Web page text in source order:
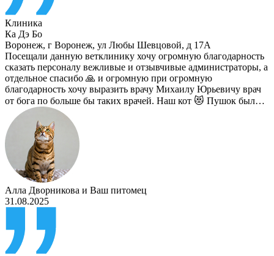
Клиника
Ка Дэ Бо
Воронеж, г Воронеж, ул Любы Шевцовой, д 17А
Посещали данную ветклинику хочу огромную благодарность
сказать персоналу вежливые и отзывчивые администраторы, а
отдельное спасибо 🙏 и огромную при огромную
благодарность хочу выразить врачу Михаилу Юрьевичу врач
от бога по больше бы таких врачей. Наш кот 😻 Пушок был…
Алла Дворникова и Ваш питомец
31.08.2025